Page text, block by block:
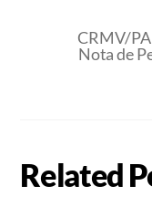
CRMV/
Nota de
Related